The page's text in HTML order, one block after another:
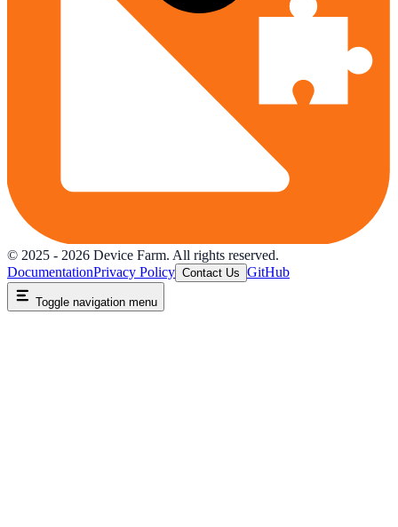
© 2025 - 2026 Device Farm. All rights reserved.
DocumentationPrivacy Policy Contact Us GitHub
Toggle navigation menu